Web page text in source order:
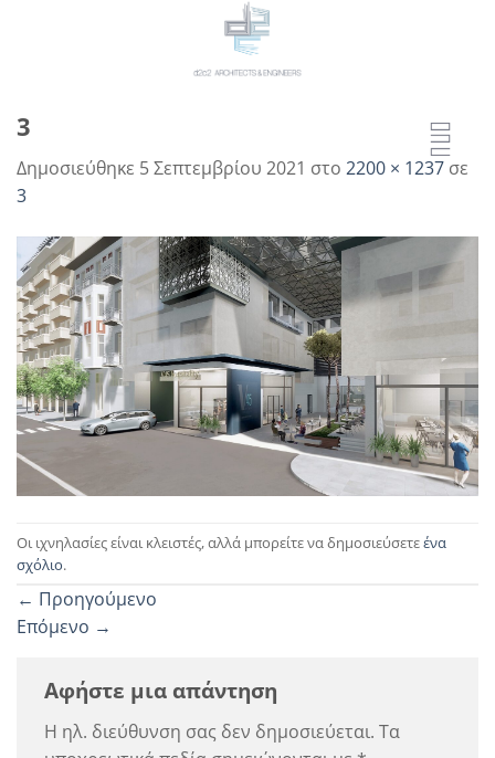
3
Δημοσιεύθηκε 5 Σεπτεμβρίου 2021 στο 2200 × 1237 σε
3
Οι ιχνηλασίες είναι κλειστές, αλλά μπορείτε να δημοσιεύσετεένα
σχόλιο.
← Προηγούμενο
Επόμενο →
Αφήστε μια απάντηση
Η ηλ. διεύθυνση σας δεν δημοσιεύεται. Τα